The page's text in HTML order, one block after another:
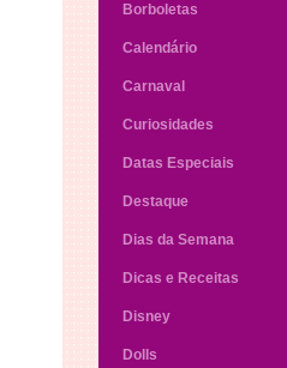
Borboletas
Calendário
Carnaval
Curiosidades
Datas Especiais
Destaque
Dias da Semana
Dicas e Receitas
Disney
Dolls